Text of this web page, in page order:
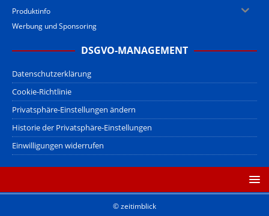
Produktinfo
Werbung und Sponsoring
DSGVO-MANAGEMENT
Datenschutzerklärung
Cookie-Richtlinie
Privatsphäre-Einstellungen ändern
Historie der Privatsphäre-Einstellungen
Einwilligungen widerrufen
© zeitimblick